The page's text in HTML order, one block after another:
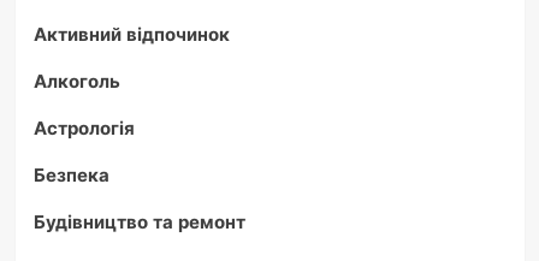
Активний відпочинок
Алкоголь
Астрологія
Безпека
Будівництво та ремонт